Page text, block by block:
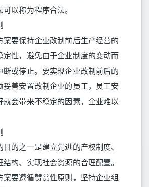
以称为程序合法。
要保持企业改制前后生产经营的
定性，避免由于企业制度的变动而
断或停止。要实现企业改制前后的
妥善安置改制企业的员工，员工安
就会带来不稳定的因素，企业难以
之一是建立先进的产权制度、
构、实现社会资源的合理配置。
案要遵循赞赏性原则，坚持企业组